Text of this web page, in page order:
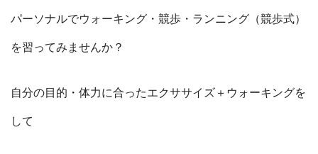
パーソナルでウォーキング・競歩・ランニング（競歩式）
を習ってみませんか？
自分の目的・体力に合ったエクササイズ＋ウォーキングを
して